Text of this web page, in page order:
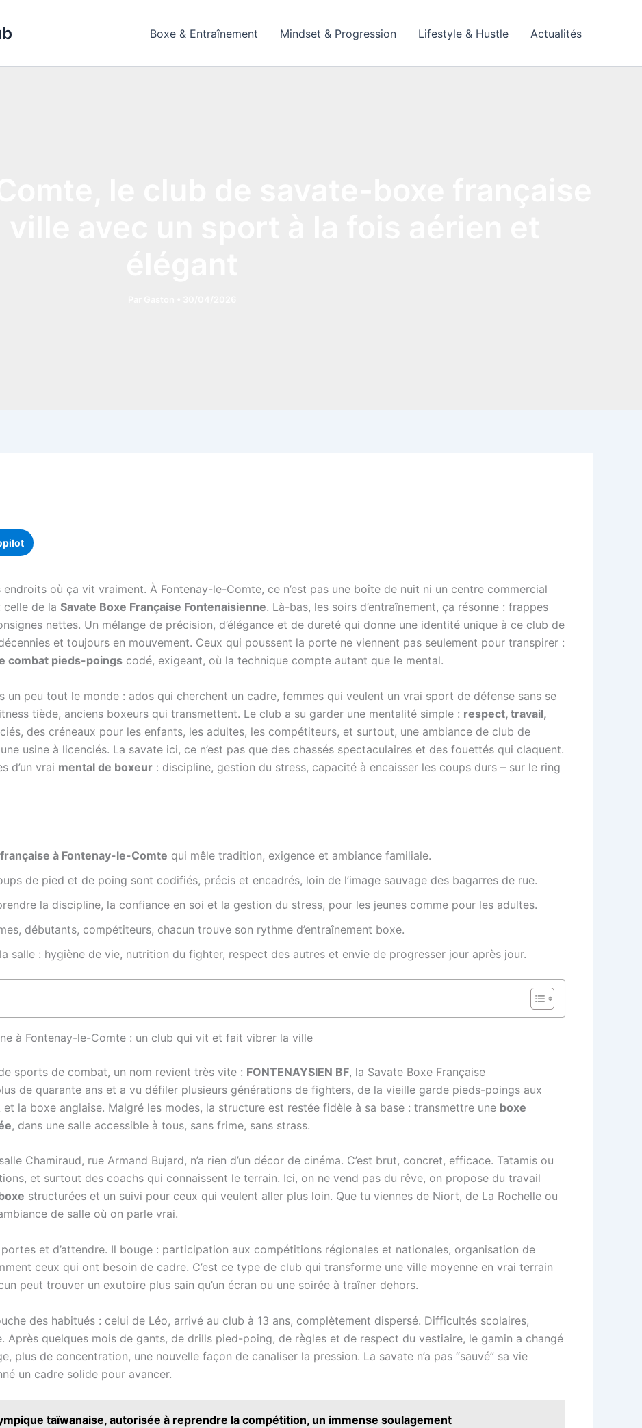
Boxe & Entraînement Mindset & Progression Lifestyle & Hustle Actualités
où ça vit vraiment. À Fontenay-le-Comte, ce n’est pas une boîte de nuit ni un centre commercial
celle de la Savate Boxe Française Fontenaisienne. Là-bas, les soirs d’entraînement, ça résonne : frappes
nettes. Un mélange de précision, d’élégance et de dureté qui donne une identité unique à ce club de
et toujours en mouvement. Ceux qui poussent la porte ne viennent pas seulement pour transpirer :
combat pieds-poings codé, exigeant, où la technique compte autant que le mental.
un peu tout le monde : ados qui cherchent un cadre, femmes qui veulent un vrai sport de défense sans se
tiède, anciens boxeurs qui transmettent. Le club a su garder une mentalité simple : respect, travail,
des créneaux pour les enfants, les adultes, les compétiteurs, et surtout, une ambiance de club de
usine à licenciés. La savate ici, ce n’est pas que des chassés spectaculaires et des fouettés qui claquent.
d’un vrai mental de boxeur : discipline, gestion du stress, capacité à encaisser les coups durs – sur le ring
à Fontenay-le-Comte qui mêle tradition, exigence et ambiance familiale.
de pied et de poing sont codifiés, précis et encadrés, loin de l’image sauvage des bagarres de rue.
la discipline, la confiance en soi et la gestion du stress, pour les jeunes comme pour les adultes.
débutants, compétiteurs, chacun trouve son rythme d’entraînement boxe.
salle : hygiène de vie, nutrition du fighter, respect des autres et envie de progresser jour après jour.
à Fontenay-le-Comte : un club qui vit et fait vibrer la ville
sports de combat, un nom revient très vite : FONTENAYSIEN BF, la Savate Boxe Française
de quarante ans et a vu défiler plusieurs générations de fighters, de la vieille garde pieds-poings aux
la boxe anglaise. Malgré les modes, la structure est restée fidèle à sa base : transmettre une boxe
, dans une salle accessible à tous, sans frime, sans strass.
Chamiraud, rue Armand Bujard, n’a rien d’un décor de cinéma. C’est brut, concret, efficace. Tatamis ou
et surtout des coachs qui connaissent le terrain. Ici, on ne vend pas du rêve, on propose du travail
structurées et un suivi pour ceux qui veulent aller plus loin. Que tu viennes de Niort, de La Rochelle ou
de salle où on parle vrai.
et d’attendre. Il bouge : participation aux compétitions régionales et nationales, organisation de
ceux qui ont besoin de cadre. C’est ce type de club qui transforme une ville moyenne en vrai terrain
peut trouver un exutoire plus sain qu’un écran ou une soirée à traîner dehors.
des habitués : celui de Léo, arrivé au club à 13 ans, complètement dispersé. Difficultés scolaires,
Après quelques mois de gants, de drills pied-poing, de règles et de respect du vestiaire, le gamin a changé
plus de concentration, une nouvelle façon de canaliser la pression. La savate n’a pas “sauvé” sa vie
un cadre solide pour avancer.
taïwanaise, autorisée à reprendre la compétition, un immense soulagement